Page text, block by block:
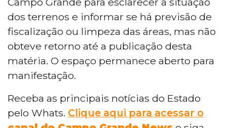
dos terrenos e informar se há previsão de
fiscalização ou limpeza das áreas, mas não
obteve retorno até a publicação desta
matéria. O espaço permanece aberto para
manifestação.
Receba as principais notícias do Estado
pelo Whats. Clique aqui para acessar o